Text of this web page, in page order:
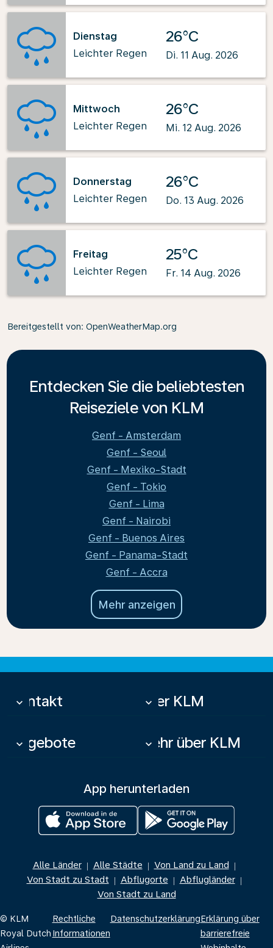
Dienstag
Leichter Regen
26°C
Di. 11 Aug. 2026
Mittwoch
Leichter Regen
26°C
Mi. 12 Aug. 2026
Donnerstag
Leichter Regen
26°C
Do. 13 Aug. 2026
Freitag
Leichter Regen
25°C
Fr. 14 Aug. 2026
Bereitgestellt von: OpenWeatherMap.org
Entdecken Sie die beliebtesten
Reiseziele von KLM
Genf - Amsterdam
Genf - Seoul
Genf - Mexiko-Stadt
Genf - Tokio
Genf - Lima
Genf - Nairobi
Genf - Buenos Aires
Genf - Panama-Stadt
Genf - Accra
Mehr anzeigen
Kontakt
keyboard_arrow_down Über KLM
keyboard_arrow_down
Angebote
keyboard_arrow_down Mehr über KLM
keyboard_arrow_down
App herunterladen
Alle Länder | Alle Städte | Von Land zu Land |
Von Stadt zu Stadt | Abflugorte | Abflugländer |
Von Stadt zu Land
© KLM
Royal Dutch
Rechtliche
Informationen
DatenschutzerklärungErklärung über
barrierefreie